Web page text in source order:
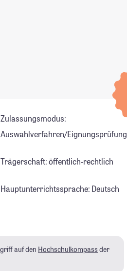
Zulassungsmodus:
Auswahlverfahren/Eignungsprüfung
Trägerschaft: öffentlich-rechtlich
Hauptunterrichtssprache: Deutsch
auf den Hochschulkompass der